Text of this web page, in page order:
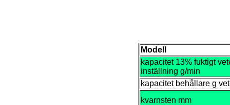
Modell
kapacitet 13% fuktigt
inställning g/min
kapacitet behållare g
kvarnsten mm